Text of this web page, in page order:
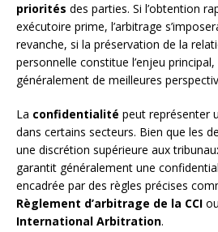
priorités des parties. Si l’obtention
exécutoire prime, l’arbitrage
revanche, si la préservation de la
personnelle constitue l’enjeu
généralement de meilleures
La confidentialité peut représenter
dans certains secteurs. Bien que les
une discrétion supérieure aux
garantit généralement une
encadrée par des règles précises
Règlement d’arbitrage de la CCI
International Arbitration.